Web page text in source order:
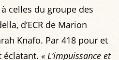
celles du groupe des
d’ECR de Marion
Knafo. Par 418 pour et
éclatant. « L’impuissance et